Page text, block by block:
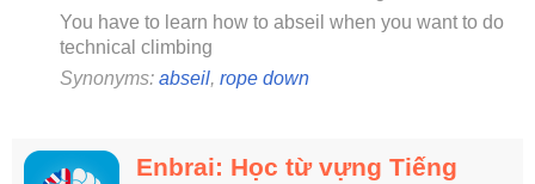
You have to learn how to abseil when you want to do
technical climbing
Synonyms: abseil, rope down
Enbrai: Học từ vựng Tiếng